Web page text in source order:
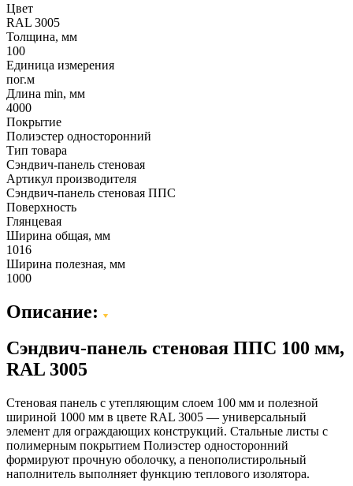
Цвет
RAL 3005
Толщина, мм
100
Единица измерения
пог.м
Длина min, мм
4000
Покрытие
Полиэстер односторонний
Тип товара
Сэндвич-панель стеновая
Артикул производителя
Сэндвич-панель стеновая ППС
Поверхность
Глянцевая
Ширина общая, мм
1016
Ширина полезная, мм
1000
Описание:
Сэндвич-панель стеновая ППС 100 мм,
RAL 3005
Стеновая панель с утепляющим слоем 100 мм и полезной
шириной 1000 мм в цвете RAL 3005 — универсальный
элемент для ограждающих конструкций. Стальные листы с
полимерным покрытием Полиэстер односторонний
формируют прочную оболочку, а пенополистирольный
наполнитель выполняет функцию теплового изолятора.